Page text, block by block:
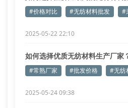
#价格对比 #无纺材料批发 #
2025-05-22 22:10
如何选择优质无纺材料生产厂家
#常熟厂家 #批发价格 #无纺
2025-05-24 09:38